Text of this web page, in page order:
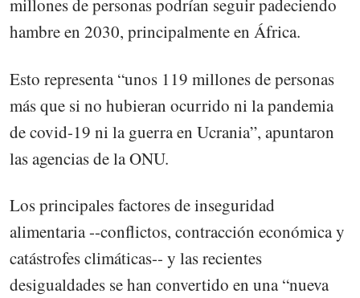
millones de personas podrían seguir padeciendo
hambre en 2030, principalmente en África.
Esto representa “unos 119 millones de personas
más que si no hubieran ocurrido ni la pandemia
de covid-19 ni la guerra en Ucrania”, apuntaron
las agencias de la ONU.
Los principales factores de inseguridad
alimentaria --conflictos, contracción económica y
catástrofes climáticas-- y las recientes
desigualdades se han convertido en una “nueva